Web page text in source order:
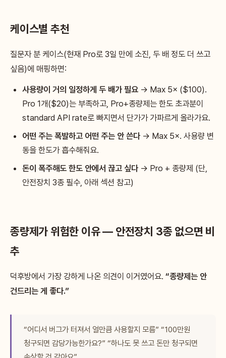
케이스별 추천
질문자 분 케이스(현재 Pro로 3일 만에 소진, 두 배 정도 더 쓰고
싶음)에 매핑하면:
사용량이 거의 일정하게 두 배가 필요 → Max 5× ($100).
Pro 1개($20)는 부족하고, Pro+종량제는 한도 초과분이
standard API rate로 빠지면서 단가가 가파르게 올라가요.
어떤 주는 폭발하고 어떤 주는 안 쓴다 → Max 5×. 사용량 변
동을 한도가 흡수해줘요.
돈이 폭주해도 한도 안에서 끊고 싶다 → Pro + 종량제 (단,
안전장치 3종 필수, 아래 섹션 참고)
종량제가 위험한 이유 — 안전장치 3종 없으면 비
추
덕후방에서 가장 강하게 나온 의견이 이거였어요. “종량제는 안
건드리는 게 좋다.”
“어디서 버그가 터져서 얼만큼 사용할지 모름” “100만원
청구되면 감당가능한가요?” “하나도 못 쓰고 돈만 청구되면